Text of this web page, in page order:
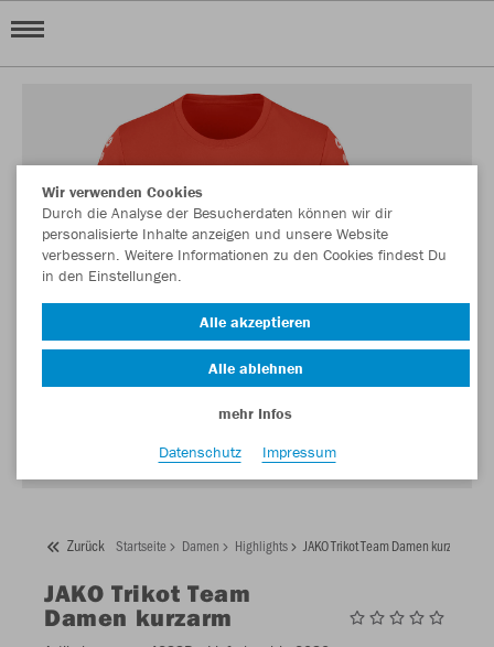
Zurück Startseite Damen Highlights JAKO Trikot Team Damen kurzarm
JAKO Trikot Team
Damen kurzarm
Wir verwenden Cookies
Durch die Analyse der Besucherdaten können wir dir
personalisierte Inhalte anzeigen und unsere Website
verbessern. Weitere Informationen zu den Cookies findest Du
in den Einstellungen.
Alle akzeptieren
Alle ablehnen
mehr Infos
Datenschutz
Impressum